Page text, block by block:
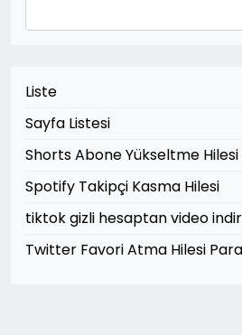
Liste
Sayfa Listesi
Shorts Abone Yükseltme
Spotify Takipçi Kasma Hilesi
tiktok gizli hesaptan video
Twitter Favori Atma Hilesi